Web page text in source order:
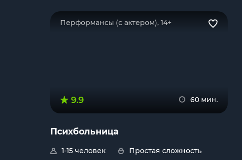
Перформансы (с актером), 14+
9.9 60 мин.
Психбольница
1-15 человек
Простая сложность